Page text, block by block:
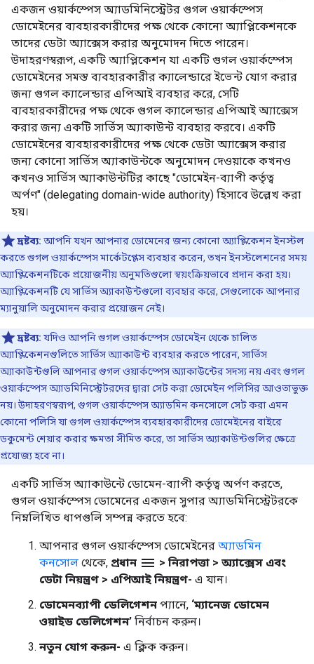
একজন ওয়ার্কস্পেস অ্যাডমিনিস্ট্রেটর গুগল ওয়ার্কস্পেস
ডোমেইনের ব্যবহারকারীদের পক্ষ থেকে কোনো অ্যাপ্লিকেশনকে
তাদের ডেটা অ্যাক্সেস করার অনুমোদন দিতে পারেন।
উদাহরণস্বরূপ, একটি অ্যাপ্লিকেশন যা একটি গুগল ওয়ার্কস্পেস
ডোমেইনের সমস্ত ব্যবহারকারীর ক্যালেন্ডারে ইভেন্ট যোগ করার
জন্য গুগল ক্যালেন্ডার এপিআই ব্যবহার করে, সেটি
ব্যবহারকারীদের পক্ষ থেকে গুগল ক্যালেন্ডার এপিআই অ্যাক্সেস
করার জন্য একটি সার্ভিস অ্যাকাউন্ট ব্যবহার করবে। একটি
ডোমেইনের ব্যবহারকারীদের পক্ষ থেকে ডেটা অ্যাক্সেস করার
জন্য কোনো সার্ভিস অ্যাকাউন্টকে অনুমোদন দেওয়াকে কখনও
কখনও সার্ভিস অ্যাকাউন্টটির কাছে "ডোমেইন-ব্যাপী কর্তৃত্ব
অর্পণ" (delegating domain-wide authority) হিসাবে উল্লেখ করা
হয়।
দ্রষ্টব্য: আপনি যখন আপনার ডোমেনের জন্য কোনো অ্যাপ্লিকেশন ইনস্টল
করতে গুগল ওয়ার্কস্পেস মার্কেটপ্লেস ব্যবহার করেন, তখন ইনস্টলেশনের সময়
অ্যাপ্লিকেশনটিকে প্রয়োজনীয় অনুমতিগুলো স্বয়ংক্রিয়ভাবে প্রদান করা হয়।
অ্যাপ্লিকেশনটি যে সার্ভিস অ্যাকাউন্টগুলো ব্যবহার করে, সেগুলোকে আপনার
ম্যানুয়ালি অনুমোদন করার প্রয়োজন নেই।
দ্রষ্টব্য: যদিও আপনি গুগল ওয়ার্কস্পেস ডোমেইন থেকে চালিত
অ্যাপ্লিকেশনগুলিতে সার্ভিস অ্যাকাউন্ট ব্যবহার করতে পারেন, সার্ভিস
অ্যাকাউন্টগুলি আপনার গুগল ওয়ার্কস্পেস অ্যাকাউন্টের সদস্য নয় এবং গুগল
ওয়ার্কস্পেস অ্যাডমিনিস্ট্রেটরদের দ্বারা সেট করা ডোমেইন পলিসির আওতাভুক্ত
নয়। উদাহরণস্বরূপ, গুগল ওয়ার্কস্পেস অ্যাডমিন কনসোলে সেট করা এমন
কোনো পলিসি যা গুগল ওয়ার্কস্পেস ব্যবহারকারীদের ডোমেইনের বাইরে
ডকুমেন্ট শেয়ার করার ক্ষমতা সীমিত করে, তা সার্ভিস অ্যাকাউন্টগুলির ক্ষেত্রে
প্রযোজ্য হবে না।
একটি সার্ভিস অ্যাকাউন্টে ডোমেন-ব্যাপী কর্তৃত্ব অর্পণ করতে,
গুগল ওয়ার্কস্পেস ডোমেনের একজন সুপার অ্যাডমিনিস্ট্রেটরকে
নিম্নলিখিত ধাপগুলি সম্পন্ন করতে হবে:
আপনার গুগল ওয়ার্কস্পেস ডোমেইনের অ্যাডমিন
কনসোল থেকে, প্রধান menu > নিরাপত্তা > অ্যাক্সেস এবং
ডেটা নিয়ন্ত্রণ > এপিআই নিয়ন্ত্রণ- এ যান।
ডোমেনব্যাপী ডেলিগেশন প্যানে, ‘ম্যানেজ ডোমেন
ওয়াইড ডেলিগেশন’ নির্বাচন করুন।
নতুন যোগ করুন- এ ক্লিক করুন।